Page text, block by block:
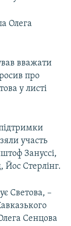
Олега
вважати
про
у листі
участь
Зануссі,
Стерлінг.
Светова, –
Сенцова